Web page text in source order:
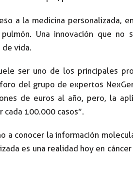
a la medicina personalizada,
Una innovación que
vida.
ser uno de los principales
del grupo de expertos
de euros al año, pero, la
100.000 casos”.
a conocer la información
es una realidad hoy en